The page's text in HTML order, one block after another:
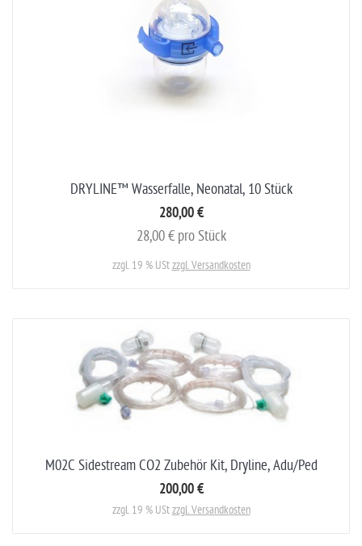
DRYLINE™ Wasserfalle, Neonatal, 10 Stück
280,00 €
28,00 € pro Stück
zzgl. 19 % UStzzgl. Versandkosten
M02C Sidestream CO2 Zubehör Kit, Dryline, Adu/Ped
200,00 €
zzgl. 19 % UStzzgl. Versandkosten